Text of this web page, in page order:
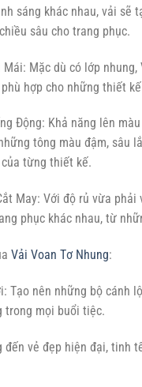
sáng khác nhau, vải
sâu cho trang phục.
Mặc dù có lớp
hợp cho những thiết
Động: Khả năng lên
tông màu đậm, sâu
từng thiết kế.
May: Với độ rủ vừa
phục khác nhau, từ
Vải Voan Tơ Nhung:
Tạo nên những bộ cánh
trong mọi buổi tiệc.
đến vẻ đẹp hiện đại,